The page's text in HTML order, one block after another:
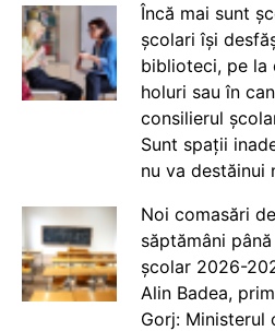
Încă mai sunt
școlari își
biblioteci, pe la
holuri sau în
consilierul
Sunt spații
nu va destăinui
Noi comasări
săptămâni
școlar 2026-
Alin Badea,
Gorj: